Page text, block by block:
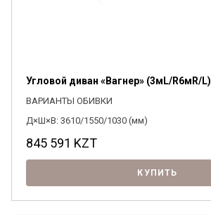
Угловой диван «Вагнер» (3мL/R6мR/L)
ВАРИАНТЫ ОБИВКИ
Д×Ш×В: 3610/1550/1030 (мм)
845 591 KZT
КУПИТЬ